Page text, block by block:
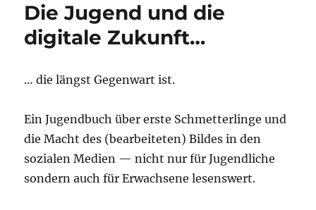
Die Jugend und die
digitale Zukunft…
… die längst Gegen­wart ist.
Ein Jugend­buch über ers­te Schmet­ter­lin­ge und
die Macht des (bear­bei­te­ten) Bil­des in den
sozia­len Medi­en — nicht nur für Jugend­li­che
son­dern auch für Erwach­se­ne lesenswert.